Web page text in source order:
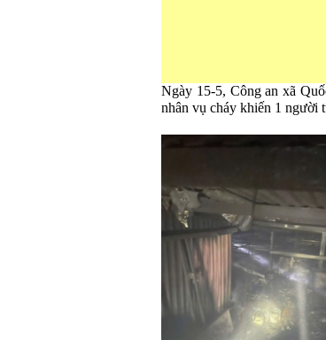
Ngày 15-5, Công an xã
nhân vụ cháy khiến 1 người